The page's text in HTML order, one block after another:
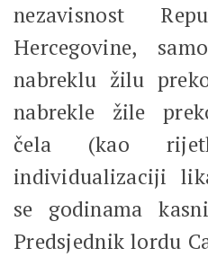
nezavisnost
Hercegovine,
nabreklu žilu
nabrekle žile
čela (kao
individualizaciji
se godinama
Predsjednik lordu